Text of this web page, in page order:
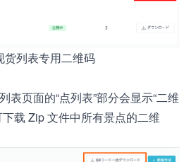
货列表专用二维码
表页面的“点列表”部分会显示“二维
载 Zip 文件中所有景点的二维